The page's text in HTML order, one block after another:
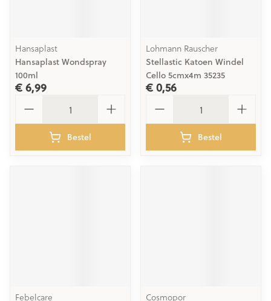
Hansaplast
Hansaplast Wondspray
100ml
€ 6,99
Bestel
Lohmann Rauscher
Stellastic Katoen Windel
Cello 5cmx4m 35235
€ 0,56
Bestel
Febelcare Cosmopor